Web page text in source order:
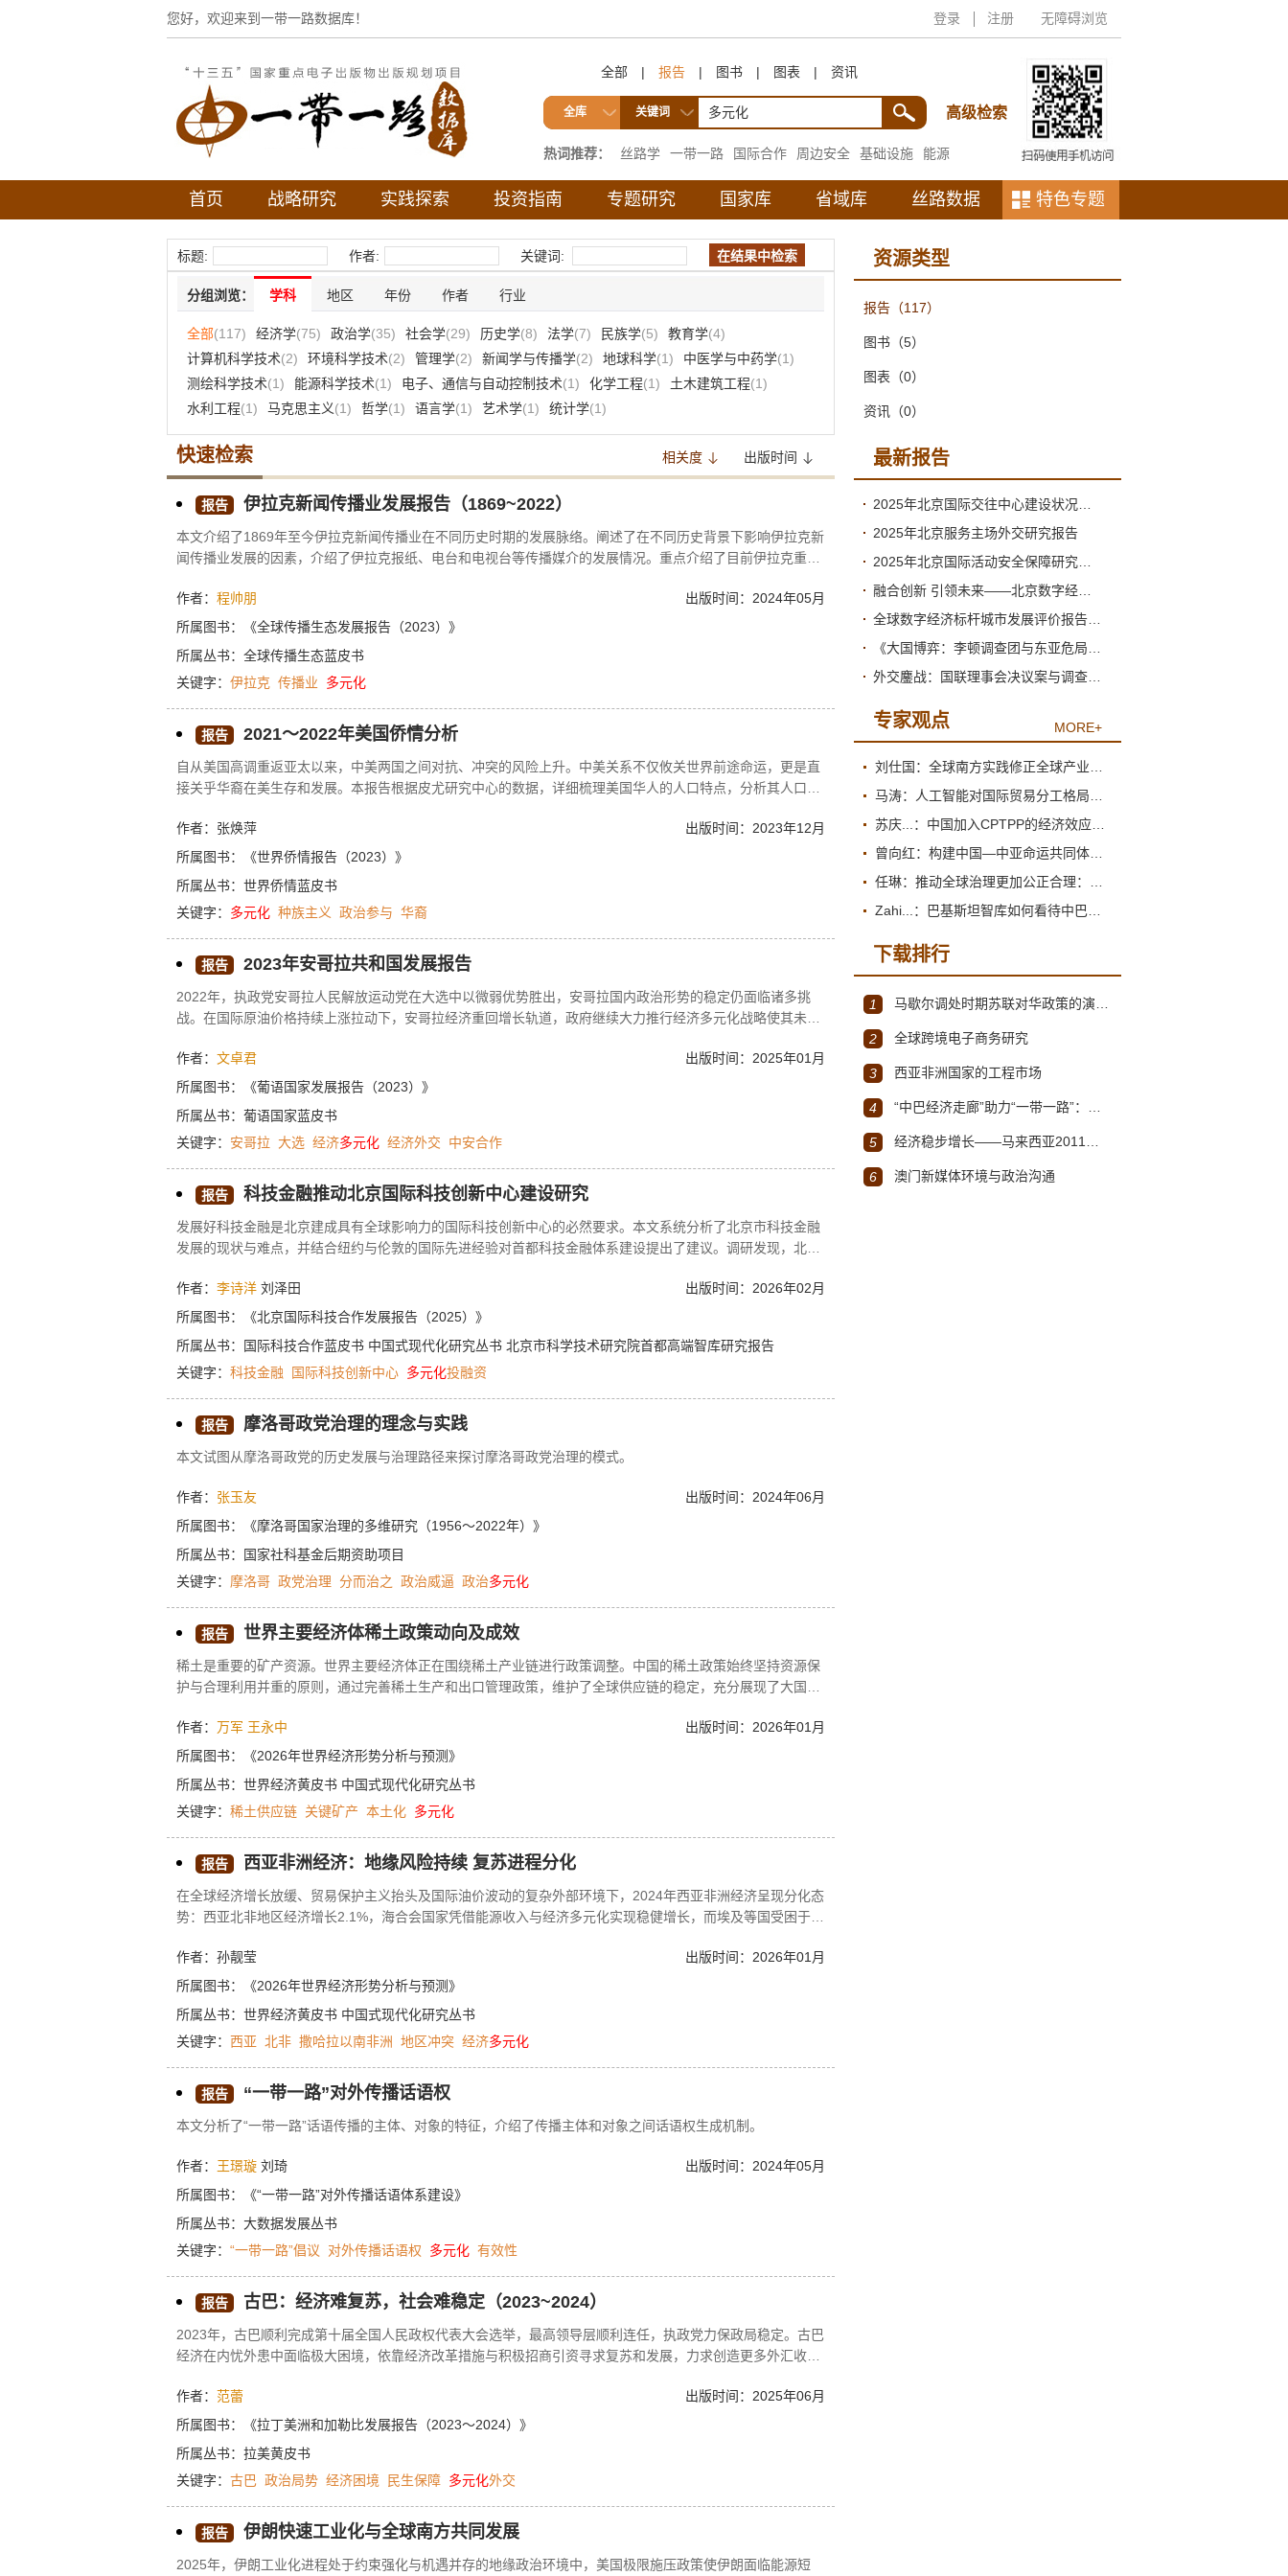
登录 注册 无障碍浏览
您好，欢迎来到一带一路数据库！
全部 | 报告 | 图书 | 图表 | 资讯
全库 关键词 高级检索
热词推荐： 丝路学 一带一路 国际合作 周边安全 基础设施
能源
互联互通
首页 战略研究 实践探索 投资指南 专题研究 国家库 省域库 丝路数据 特色专题
标题: 作者: 关键词:
分组浏览： 学科 地区 年份 作者 行业
全部(117) 经济学(75) 政治学(35) 社会学(29) 历史学(8) 法学(7) 民族学(5) 教育学(4)
计算机科学技术(2) 环境科学技术(2) 管理学(2) 新闻学与传播学(2) 地球科学(1) 中医学与中药学(1)
测绘科学技术(1) 能源科学技术(1) 电子、通信与自动控制技术(1) 化学工程(1) 土木建筑工程(1)
水利工程(1) 马克思主义(1) 哲学(1) 语言学(1) 艺术学(1) 统计学(1)
快速检索 相关度 出版时间
报告 伊拉克新闻传播业发展报告（1869~2022）
本文介绍了1869年至今伊拉克新闻传播业在不同历史时期的发展脉络。阐述了在不同历史背景下影响伊拉克新
闻传播业发展的因素，介绍了伊拉克报纸、电台和电视台等传播媒介的发展情况。重点介绍了目前伊拉克重要
出版时间：2024年05月
作者： 程帅朋
所属图书：
《全球传播生态发展报告（2023）》
所属丛书： 全球传播生态蓝皮书
关键字： 伊拉克 传播业 多元化
报告 2021～2022年美国侨情分析
自从美国高调重返亚太以来，中美两国之间对抗、冲突的风险上升。中美关系不仅攸关世界前途命运，更是直
接关乎华裔在美生存和发展。本报告根据皮尤研究中心的数据，详细梳理美国华人的人口特点，分析其人口数
华埠经济短期内较难恢复。自新冠疫情发生以来，包括华人在内的美国亚裔一直生活在新冠疫情与种族歧视的
双重“病毒”之下，这导致年轻亚裔在美国普遍缺乏归属感。由于美国加紧对中国遏制打压和技术封锁，在美华
时，美国华人也在积极与主流社会交流和对话，试图更好地融入住在国。
出版时间：2023年12月
作者：张焕萍
所属图书：
《世界侨情报告（2023）》
所属丛书： 世界侨情蓝皮书
关键字： 多元化 种族主义 政治参与 华裔
报告 2023年安哥拉共和国发展报告
2022年，执政党安哥拉人民解放运动党在大选中以微弱优势胜出，安哥拉国内政治形势的稳定仍面临诸多挑
战。在国际原油价格持续上涨拉动下，安哥拉经济重回增长轨道，政府继续大力推行经济多元化战略使其未来
际、地区事务，努力提高本国的国际影响力，同时安美关系有所升温。中安建交40周年之际，双方持续推进、
扩大各领域合作，取得丰硕成果，进一步深化了双边友好关系。Em 2022，o MPLA，partido gover
出版时间：2025年01月
作者： 文卓君
所属图书：
《葡语国家发展报告（2023）》
所属丛书： 葡语国家蓝皮书
关键字： 安哥拉 大选 经济多元化 经济外交 中安合作
报告 科技金融推动北京国际科技创新中心建设研究
发展好科技金融是北京建成具有全球影响力的国际科技创新中心的必然要求。本文系统分析了北京市科技金融
发展的现状与难点，并结合纽约与伦敦的国际先进经验对首都科技金融体系建设提出了建议。调研发现，北京
质效、激发创新主体活力及创新金融工具等。然而与国际一流城市相比，北京市科技金融体系仍存在融资结构
与科技创新高风险、长周期特性的适配性不足等问题。要想充分发挥科技金融的资源配置功能，关键在于构建
及强化政策协同与制度供给，从而为北京实现国际科技创新中心建设目标提供坚实有力的保障。
出版时间：2026年02月
作者： 李诗洋 刘泽田
所属图书：
《北京国际科技合作发展报告（2025）》
所属丛书：
国际科技合作蓝皮书 中国式现代化研究丛书 北京市科学技术研究院首都高端智库研究报告
关键字： 科技金融 国际科技创新中心 多元化投融资
报告 摩洛哥政党治理的理念与实践
本文试图从摩洛哥政党的历史发展与治理路径来探讨摩洛哥政党治理的模式。
出版时间：2024年06月
作者： 张玉友
所属图书：
《摩洛哥国家治理的多维研究（1956～2022年）》
所属丛书：
国家社科基金后期资助项目
关键字： 摩洛哥 政党治理 分而治之 政治威逼 政治多元化
报告 世界主要经济体稀土政策动向及成效
稀土是重要的矿产资源。世界主要经济体正在围绕稀土产业链进行政策调整。中国的稀土政策始终坚持资源保
护与合理利用并重的原则，通过完善稀土生产和出口管理政策，维护了全球供应链的稳定，充分展现了大国担
链的本地化和多元化，澳大利亚、加拿大、日本等发达经济体也在积极参与稀土供应链的重构。发达经济体正
在推动建立本地化的稀土供应链，全球稀土供应链“阵营化”趋势初现，稀土技术竞争也不断加剧。未来一段时
出版时间：2026年01月
作者： 万军 王永中
所属图书：
《2026年世界经济形势分析与预测》
所属丛书： 世界经济黄皮书 中国式现代化研究丛书
关键字： 稀土供应链 关键矿产 本土化 多元化
报告 西亚非洲经济：地缘风险持续 复苏进程分化
在全球经济增长放缓、贸易保护主义抬头及国际油价波动的复杂外部环境下，2024年西亚非洲经济呈现分化态
势：西亚北非地区经济增长2.1%，海合会国家凭借能源收入与经济多元化实现稳健增长，而埃及等国受困于高
源型国家经济表现尤为活跃，但仍面临“增长而不繁荣”的发展困境。展望2025～2026年，西亚北非地区经济增
长预计将温和加速，2025年达3.5%，2026年升至3.9%，增长主要源于OPEC+减产措施解除后石油产量的回
年有望提升至4.4%，反映出外部环境改善及内需逐步复苏的积极势头。尽管地缘冲突、债务高企、结构单一及
外部融资收紧持续构成挑战，区域一体化进程、数字经济拓展、外资吸引力增强以及国际合作深化，正为经济
复苏与中长期韧性增强注入关键动力。
出版时间：2026年01月
作者：孙靓莹
所属图书：
《2026年世界经济形势分析与预测》
所属丛书： 世界经济黄皮书 中国式现代化研究丛书
关键字： 西亚 北非 撒哈拉以南非洲 地区冲突 经济多元化
报告 “一带一路”对外传播话语权
本文分析了“一带一路”话语传播的主体、对象的特征，介绍了传播主体和对象之间话语权生成机制。
出版时间：2024年05月
作者： 王璟璇 刘琦
所属图书：
《“一带一路”对外传播话语体系建设》
所属丛书： 大数据发展丛书
关键字： “一带一路”倡议 对外传播话语权 多元化 有效性
报告 古巴：经济难复苏，社会难稳定（2023~2024）
2023年，古巴顺利完成第十届全国人民政权代表大会选举，最高领导层顺利连任，执政党力保政局稳定。古巴
经济在内忧外患中面临极大困境，依靠经济改革措施与积极招商引资寻求复苏和发展，力求创造更多外汇收入
美国的敌对关系基本面不变，与欧盟关系现阴霾，与中国保持友好关系，积极参与地区和国际事务。
出版时间：2025年06月
作者： 范蕾
所属图书：
《拉丁美洲和加勒比发展报告（2023～2024）》
所属丛书： 拉美黄皮书
关键字： 古巴 政治局势 经济困境 民生保障 多元化外交
报告 伊朗快速工业化与全球南方共同发展
2025年，伊朗工业化进程处于约束强化与机遇并存的地缘政治环境中，美国极限施压政策使伊朗面临能源短
资源类型
报告 （117）
图书 （5）
图表 （0）
资讯 （0）
最新报告
2025年北京服务主场外交研究报告
专家观点 MORE+
下载排行
1 马歇尔调处时期苏联对华政策的演变（1945年12月～1947年1月）
2 全球跨境电子商务研究
3 西亚非洲国家的工程市场
4 “中巴经济走廊”助力“一带一路”：机遇与挑战
5 经济稳步增长——马来西亚2011～2012年经济发展回顾与展望
6 澳门新媒体环境与政治沟通